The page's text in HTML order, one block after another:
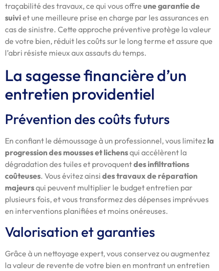
traçabilité des travaux, ce qui vous offre une garantie de
suiviet une meilleure prise en charge par les assurances en
cas de sinistre. Cette approche préventive protège la valeur
de votre bien, réduit les coûts sur le long terme et assure que
l’abri résiste mieux aux assauts du temps.
La sagesse financière d’un
entretien providentiel
Prévention des coûts futurs
En confiant le démoussage à un professionnel, vous limitez la
progression des mousses et lichensqui accélèrent la
dégradation des tuiles et provoquentdes infiltrations
coûteuses. Vous évitez ainsi des travaux de réparation
majeursqui peuvent multiplier le budget entretien par
plusieurs fois, et vous transformez des dépenses imprévues
en interventions planifiées et moins onéreuses.
Valorisation et garanties
Grâce à un nettoyage expert, vous conservez ou augmentez
la valeur de revente de votre bien en montrant un entretien